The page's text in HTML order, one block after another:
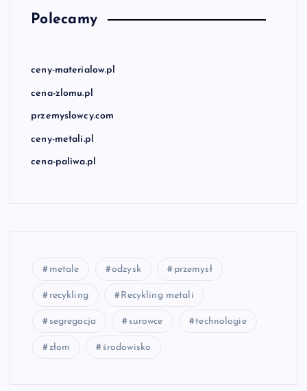
ó
Polecamy
ceny-materialow.pl
cena-zlomu.pl
przemyslowcy.com
ceny-metali.pl
cena-paliwa.pl
metale odzysk przemysł
recykling Recykling metali
segregacja surowce technologie
złom środowisko